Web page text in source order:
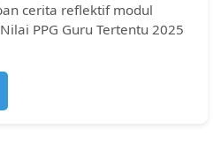
cerita reflektif modul
PPG Guru Tertentu 2025